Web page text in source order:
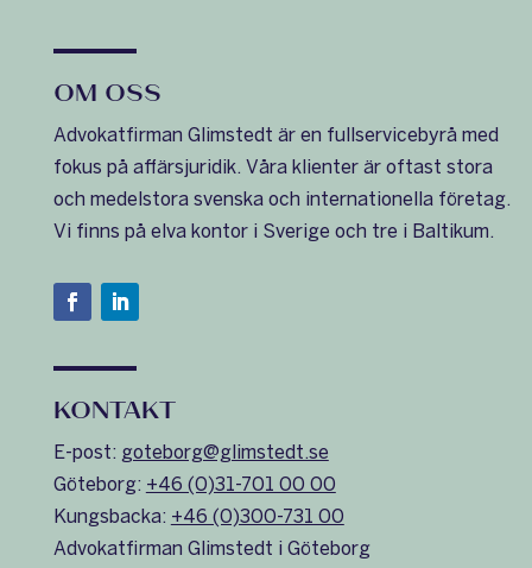
OM OSS
Advokatfirman Glimstedt är en fullservicebyrå med
fokus på affärsjuridik. Våra klienter är oftast stora
och medelstora svenska och internationella företag.
Vi finns på elva kontor i Sverige och tre i Baltikum.
KONTAKT
E-post: goteborg@glimstedt.se
Göteborg: +46 (0)31-701 00 00
Kungsbacka: +46 (0)300-731 00
Advokatfirman Glimstedt i Göteborg